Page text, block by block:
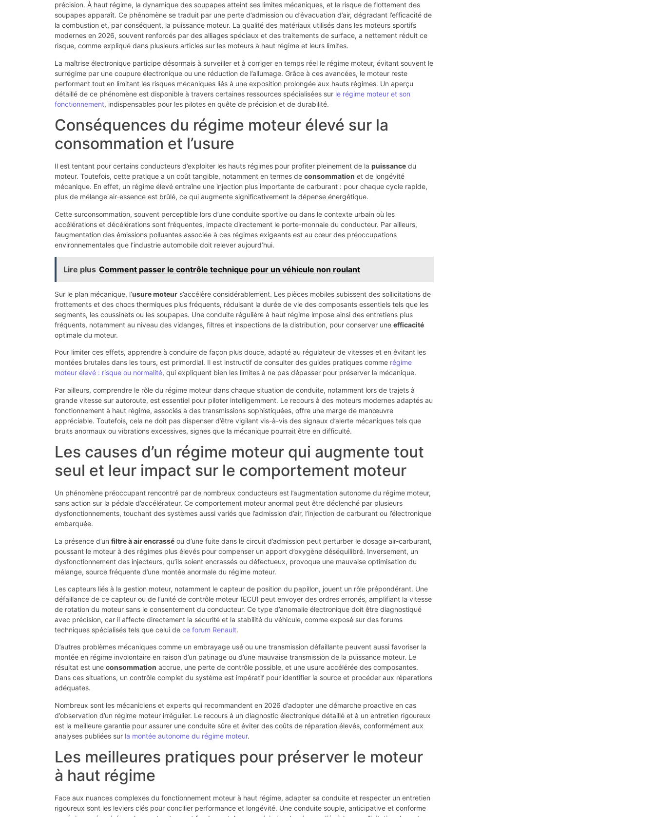
précision. À haut régime, la dynamique des soupapes atteint ses limites mécaniques, et le risque de flottement des
soupapes apparaît. Ce phénomène se traduit par une perte d’admission ou d’évacuation d’air, dégradant l’efficacité de
la combustion et, par conséquent, la puissance moteur. La qualité des matériaux utilisés dans les moteurs sportifs
modernes en 2026, souvent renforcés par des alliages spéciaux et des traitements de surface, a nettement réduit ce
risque, comme expliqué dans plusieurs articles sur les moteurs à haut régime et leurs limites.
La maîtrise électronique participe désormais à surveiller et à corriger en temps réel le régime moteur, évitant souvent le
surrégime par une coupure électronique ou une réduction de l’allumage. Grâce à ces avancées, le moteur reste
performant tout en limitant les risques mécaniques liés à une exposition prolongée aux hauts régimes. Un aperçu
détaillé de ce phénomène est disponible à travers certaines ressources spécialisées sur le régime moteur et son
fonctionnement, indispensables pour les pilotes en quête de précision et de durabilité.
Conséquences du régime moteur élevé sur la
consommation et l’usure
Il est tentant pour certains conducteurs d’exploiter les hauts régimes pour profiter pleinement de la puissance du
moteur. Toutefois, cette pratique a un coût tangible, notamment en termes de consommation et de longévité
mécanique. En effet, un régime élevé entraîne une injection plus importante de carburant : pour chaque cycle rapide,
plus de mélange air-essence est brûlé, ce qui augmente significativement la dépense énergétique.
Cette surconsommation, souvent perceptible lors d’une conduite sportive ou dans le contexte urbain où les
accélérations et décélérations sont fréquentes, impacte directement le porte-monnaie du conducteur. Par ailleurs,
l’augmentation des émissions polluantes associée à ces régimes exigeants est au cœur des préoccupations
environnementales que l’industrie automobile doit relever aujourd’hui.
Lire plus Comment passer le contrôle technique pour un véhicule non roulant
Sur le plan mécanique, l’usure moteur s’accélère considérablement. Les pièces mobiles subissent des sollicitations de
frottements et des chocs thermiques plus fréquents, réduisant la durée de vie des composants essentiels tels que les
segments, les coussinets ou les soupapes. Une conduite régulière à haut régime impose ainsi des entretiens plus
fréquents, notamment au niveau des vidanges, filtres et inspections de la distribution, pour conserver une efficacité
optimale du moteur.
Pour limiter ces effets, apprendre à conduire de façon plus douce, adapté au régulateur de vitesses et en évitant les
montées brutales dans les tours, est primordial. Il est instructif de consulter des guides pratiques comme régime
moteur élevé : risque ou normalité, qui expliquent bien les limites à ne pas dépasser pour préserver la mécanique.
Par ailleurs, comprendre le rôle du régime moteur dans chaque situation de conduite, notamment lors de trajets à
grande vitesse sur autoroute, est essentiel pour piloter intelligemment. Le recours à des moteurs modernes adaptés au
fonctionnement à haut régime, associés à des transmissions sophistiquées, offre une marge de manœuvre
appréciable. Toutefois, cela ne doit pas dispenser d’être vigilant vis-à-vis des signaux d’alerte mécaniques tels que
bruits anormaux ou vibrations excessives, signes que la mécanique pourrait être en difficulté.
Les causes d’un régime moteur qui augmente tout
seul et leur impact sur le comportement moteur
Un phénomène préoccupant rencontré par de nombreux conducteurs est l’augmentation autonome du régime moteur,
sans action sur la pédale d’accélérateur. Ce comportement moteur anormal peut être déclenché par plusieurs
dysfonctionnements, touchant des systèmes aussi variés que l’admission d’air, l’injection de carburant ou l’électronique
embarquée.
La présence d’un filtre à air encrassé ou d’une fuite dans le circuit d’admission peut perturber le dosage air-carburant,
poussant le moteur à des régimes plus élevés pour compenser un apport d’oxygène déséquilibré. Inversement, un
dysfonctionnement des injecteurs, qu’ils soient encrassés ou défectueux, provoque une mauvaise optimisation du
mélange, source fréquente d’une montée anormale du régime moteur.
Les capteurs liés à la gestion moteur, notamment le capteur de position du papillon, jouent un rôle prépondérant. Une
défaillance de ce capteur ou de l’unité de contrôle moteur (ECU) peut envoyer des ordres erronés, amplifiant la vitesse
de rotation du moteur sans le consentement du conducteur. Ce type d’anomalie électronique doit être diagnostiqué
avec précision, car il affecte directement la sécurité et la stabilité du véhicule, comme exposé sur des forums
techniques spécialisés tels que celui de ce forum Renault.
D’autres problèmes mécaniques comme un embrayage usé ou une transmission défaillante peuvent aussi favoriser la
montée en régime involontaire en raison d’un patinage ou d’une mauvaise transmission de la puissance moteur. Le
résultat est une consommation accrue, une perte de contrôle possible, et une usure accélérée des composantes.
Dans ces situations, un contrôle complet du système est impératif pour identifier la source et procéder aux réparations
adéquates.
Nombreux sont les mécaniciens et experts qui recommandent en 2026 d’adopter une démarche proactive en cas
d’observation d’un régime moteur irrégulier. Le recours à un diagnostic électronique détaillé et à un entretien rigoureux
est la meilleure garantie pour assurer une conduite sûre et éviter des coûts de réparation élevés, conformément aux
analyses publiées sur la montée autonome du régime moteur.
Les meilleures pratiques pour préserver le moteur
à haut régime
Face aux nuances complexes du fonctionnement moteur à haut régime, adapter sa conduite et respecter un entretien
rigoureux sont les leviers clés pour concilier performance et longévité. Une conduite souple, anticipative et conforme